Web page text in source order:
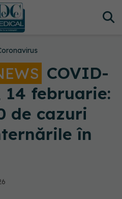
COVID-
14 februarie:
de cazuri
în